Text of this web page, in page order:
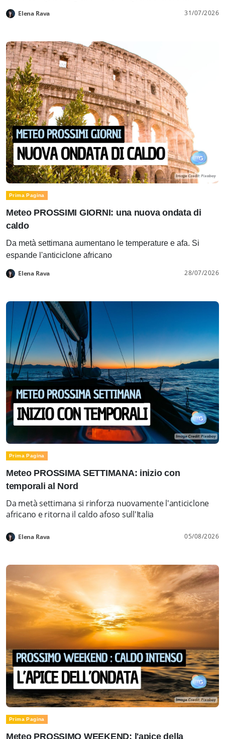
Elena Rava 31/07/2026
Prima Pagina
Meteo PROSSIMI GIORNI: una nuova ondata di
caldo
Da metà settimana aumentano le temperature e afa. Si
espande l'anticiclone africano
Elena Rava 28/07/2026
Prima Pagina
Meteo PROSSIMA SETTIMANA: inizio con
temporali al Nord
Da metà settimana si rinforza nuovamente l'anticiclone
africano e ritorna il caldo afoso sull'Italia
Elena Rava 05/08/2026
Prima Pagina
Meteo PROSSIMO WEEKEND: l'apice della